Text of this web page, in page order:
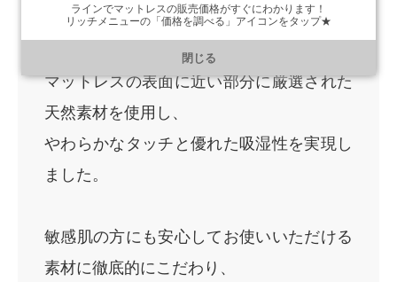
肌に触れた瞬間、ふんわりと包み込まれる
マットレスの表面に近い部分に厳選された
天然素材を使用し、
やわらかなタッチと優れた吸湿性を実現し
ました。
敏感肌の方にも安心してお使いいただける
素材に徹底的にこだわり、
ラインでマットレスの販売価格がすぐにわかります！
リッチメニューの「価格を調べる」アイコンをタップ★
https://line.me/R/ti/p/@901ptzjz
閉じる